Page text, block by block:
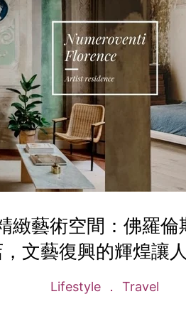
緻藝術空間：佛羅
文藝復興的輝煌讓
Lifestyle Travel